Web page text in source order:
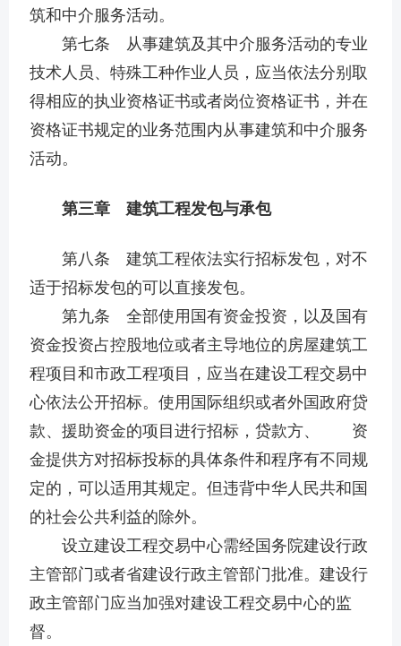
筑和中介服务活动。
第七条 从事建筑及其中介服务活动的专业
技术人员、特殊工种作业人员，应当依法分别取
得相应的执业资格证书或者岗位资格证书，并在
资格证书规定的业务范围内从事建筑和中介服务
活动。
第三章 建筑工程发包与承包
第八条 建筑工程依法实行招标发包，对不
适于招标发包的可以直接发包。
第九条 全部使用国有资金投资，以及国有
资金投资占控股地位或者主导地位的房屋建筑工
程项目和市政工程项目，应当在建设工程交易中
心依法公开招标。使用国际组织或者外国政府贷
款、援助资金的项目进行招标，贷款方、
资
金提供方对招标投标的具体条件和程序有不同规
定的，可以适用其规定。但违背中华人民共和国
的社会公共利益的除外。
设立建设工程交易中心需经国务院建设行政
主管部门或者省建设行政主管部门批准。建设行
政主管部门应当加强对建设工程交易中心的监
督。